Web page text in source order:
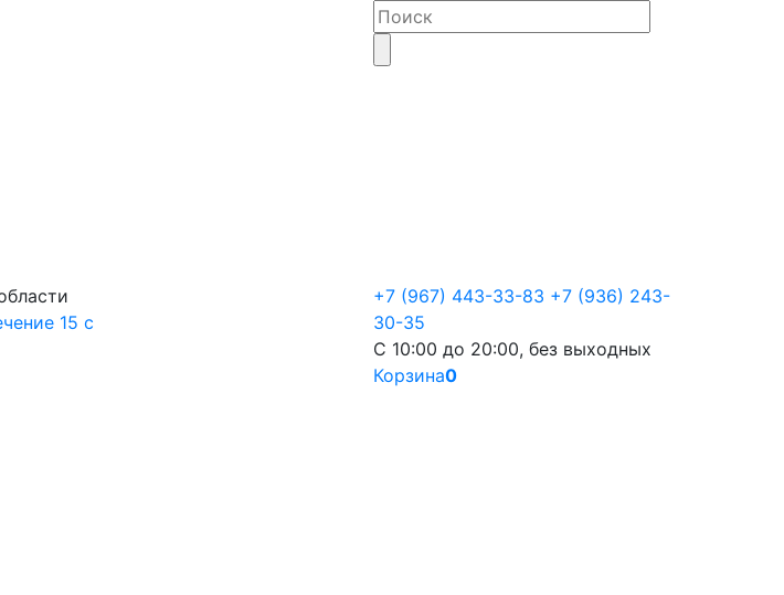
15 с
+7 (967) 443-33-83 +7 (936) 243-
30-35
С 10:00 до 20:00, без выходных
Корзина0